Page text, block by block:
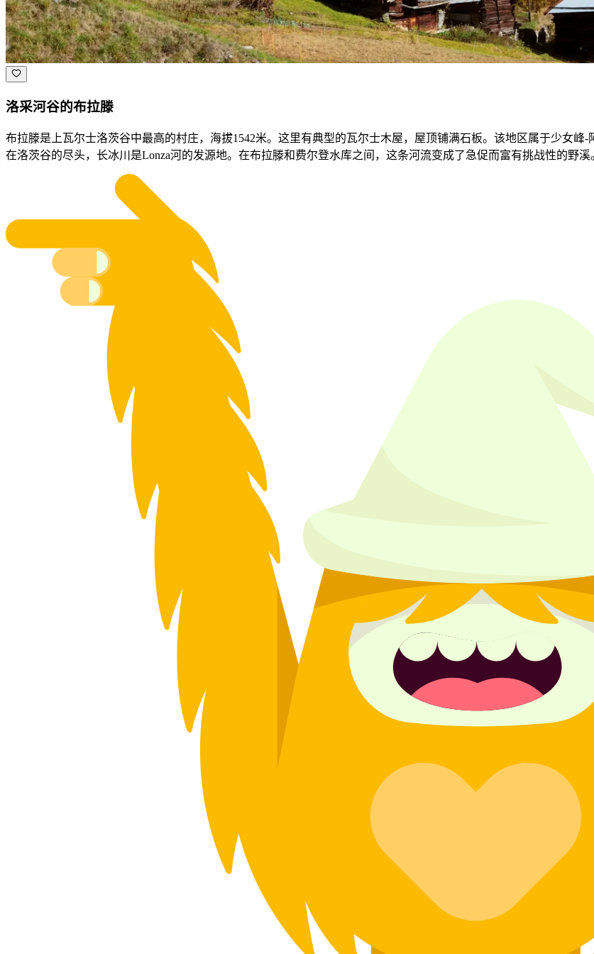
洛采河谷的布拉滕
布拉滕是上瓦尔士洛茨谷中最高的村庄，海拔1542米。这里有典型的瓦尔士木屋，屋顶铺满石板。该地区属于少女峰
在洛茨谷的尽头，长冰川是Lonza河的发源地。在布拉滕和费尔登水库之间，这条河流变成了急促而富有挑战性的野